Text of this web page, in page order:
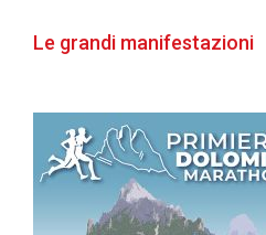
Le grandi manifestazioni